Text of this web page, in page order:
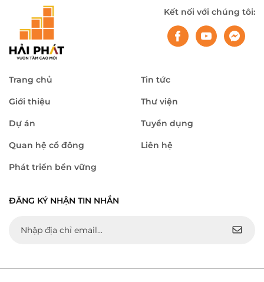
Kết nối với chúng tôi:
Trang chủ
Giới thiệu
Dự án
Quan hệ cổ đông
Phát triển bền vững
Tin tức
Thư viện
Tuyển dụng
Liên hệ
ĐĂNG KÝ NHẬN TIN NHẮN